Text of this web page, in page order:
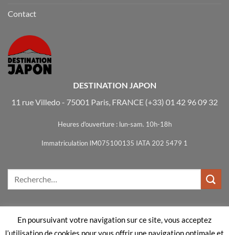
Contact
DESTINATION JAPON
11 rue Villedo - 75001 Paris, FRANCE (+33) 01 42 96 09 32
Heures d'ouverture : lun-sam. 10h-18h
Immatriculation IM075100135 IATA 202 5479 1
MasterCard
Bank
En poursuivant votre navigation sur ce site, vous acceptez
l’utilisation de cookies pour vous offrir une navigation optimale et